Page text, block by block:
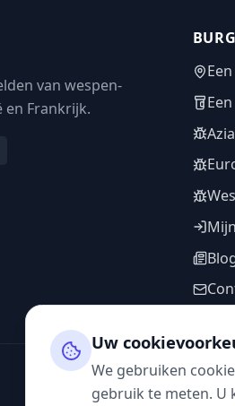
van wespen-
en Frankrijk.
Uw
We gebruiken
gebruik te meten. U